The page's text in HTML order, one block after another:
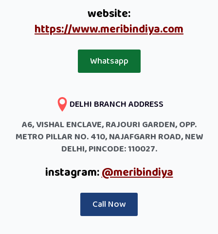
website:
https://www.meribindiya.com
Whatsapp
DELHI BRANCH ADDRESS
A6, VISHAL ENCLAVE, RAJOURI GARDEN, OPP.
METRO PILLAR NO. 410, NAJAFGARH ROAD, NEW
DELHI, PINCODE: 110027.
instagram:@meribindiya
Call Now